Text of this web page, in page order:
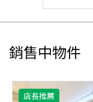
銷售中物件
店長推薦